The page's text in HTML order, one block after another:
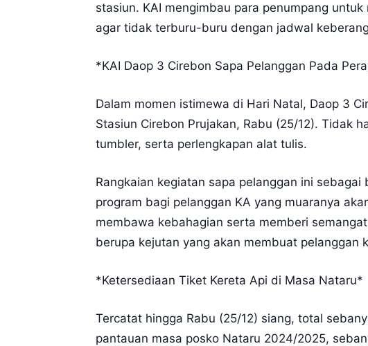
stasiun. KAI mengimbau para penumpang
agar tidak terburu-buru dengan jadwal
*KAI Daop 3 Cirebon Sapa Pelanggan Pada
Dalam momen istimewa di Hari Natal, Daop 3
Stasiun Cirebon Prujakan, Rabu (25/12). Tidak
tumbler, serta perlengkapan alat tulis.
Rangkaian kegiatan sapa pelanggan ini
program bagi pelanggan KA yang muaranya
membawa kebahagian serta memberi
berupa kejutan yang akan membuat pelanggan
*Ketersediaan Tiket Kereta Api di Masa Nataru*
Tercatat hingga Rabu (25/12) siang, total
pantauan masa posko Nataru 2024/2025,